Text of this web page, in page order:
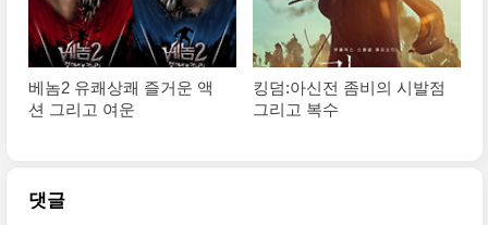
베놈2 유쾌상쾌 즐거운 액
션 그리고 여운
킹덤:아신전 좀비의 시발점
그리고 복수
댓글